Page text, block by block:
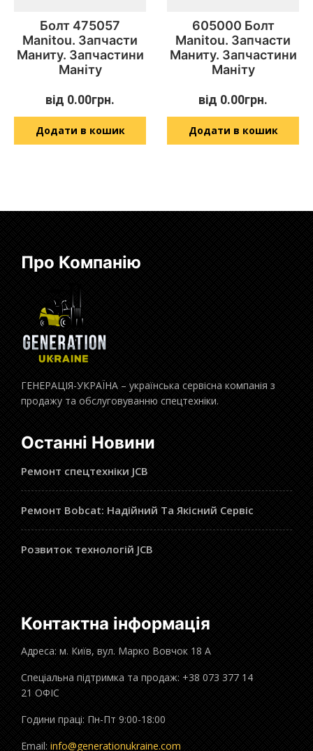
Болт 475057
Manitou. Запчасти
Маниту. Запчастини
Маніту
від 0.00грн.
Додати в кошик
605000 Болт
Manitou. Запчасти
Маниту. Запчастини
Маніту
від 0.00грн.
Додати в кошик
Про Компанію
ГЕНЕРАЦІЯ-УКРАЇНА – українська сервісна компанія з
продажу та обслуговуванню спецтехніки.
Останні Новини
Ремонт спецтехніки JCB
Ремонт Bobcat: Надійний Та Якісний Сервіс
Розвиток технологій JCB
Контактна інформація
Адреса: м. Київ, вул. Марко Вовчок 18 А
Спеціальна підтримка та продаж: +38 073 377 14
21 ОФІС
Години праці: Пн-Пт 9:00-18:00
Email: info@generationukraine.com